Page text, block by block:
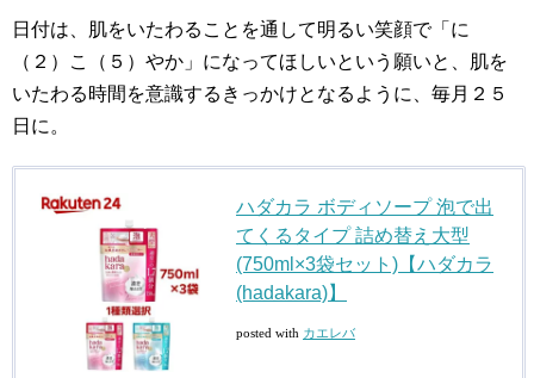
日付は、肌をいたわることを通して明るい笑顔で「に
（２）こ（５）やか」になってほしいという願いと、肌を
いたわる時間を意識するきっかけとなるように、毎月２５
日に。
ハダカラ ボディソープ 泡で出
てくるタイプ 詰め替え大型
(750ml×3袋セット)【ハダカラ
(hadakara)】
posted with カエレバ